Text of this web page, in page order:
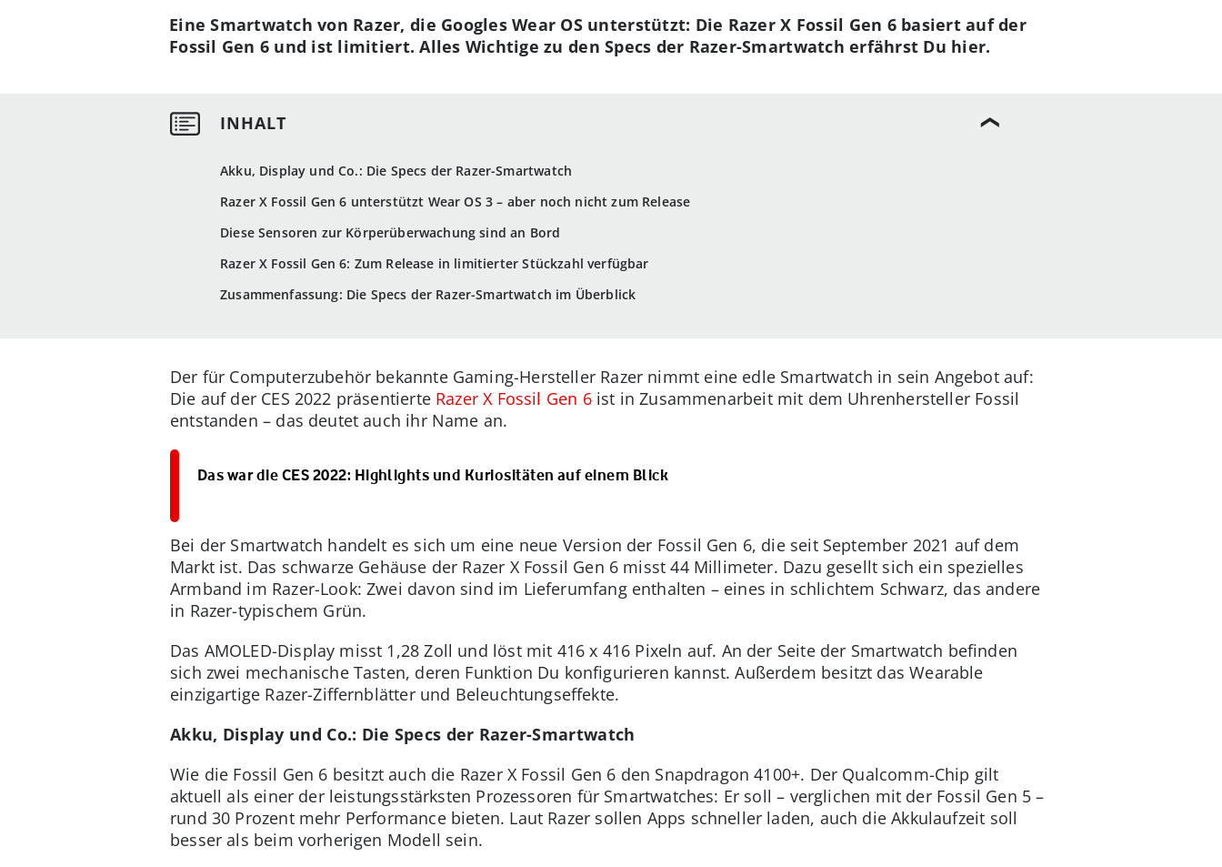
Akku, Display und Co.: Die Specs der Razer-Smartwatch
Razer X Fossil Gen 6 unterstützt Wear OS 3 – aber noch nicht zum Release
Diese Sensoren zur Körperüberwachung sind an Bord
Razer X Fossil Gen 6: Zum Release in limitierter Stückzahl verfügbar
Zusammenfassung: Die Specs der Razer-Smartwatch im Überblick
Eine Smartwatch von Razer, die Googles Wear OS unterstützt: Die Razer X Fossil Gen 6 basiert auf der
Fossil Gen 6 und ist limitiert. Alles Wichtige zu den Specs der Razer-Smartwatch erfährst Du hier.
Der für Computerzubehör bekannte Gaming-Hersteller Razer nimmt eine edle Smartwatch in sein Angebot auf:
Die auf der CES 2022 präsentierte Razer X Fossil Gen 6ist in Zusammenarbeit mit dem Uhrenhersteller Fossil
entstanden – das deutet auch ihr Name an.
Das war die CES 2022: Highlights und Kuriositäten auf einem Blick
Bei der Smartwatch handelt es sich um eine neue Version der Fossil Gen 6, die seit September 2021 auf dem
Markt ist. Das schwarze Gehäuse der Razer X Fossil Gen 6 misst 44 Millimeter. Dazu gesellt sich ein spezielles
Armband im Razer-Look: Zwei davon sind im Lieferumfang enthalten – eines in schlichtem Schwarz, das andere
in Razer-typischem Grün.
Das AMOLED-Display misst 1,28 Zoll und löst mit 416 x 416 Pixeln auf. An der Seite der Smartwatch befinden
sich zwei mechanische Tasten, deren Funktion Du konfigurieren kannst. Außerdem besitzt das Wearable
einzigartige Razer-Ziffernblätter und Beleuchtungseffekte.
Akku, Display und Co.: Die Specs der Razer-Smartwatch
Wie die Fossil Gen 6 besitzt auch die Razer X Fossil Gen 6 den Snapdragon 4100+. Der Qualcomm-Chip gilt
aktuell als einer der leistungsstärksten Prozessoren für Smartwatches: Er soll – verglichen mit der Fossil Gen 5 –
rund 30 Prozent mehr Performance bieten. Laut Razer sollen Apps schneller laden, auch die Akkulaufzeit soll
besser als beim vorherigen Modell sein.